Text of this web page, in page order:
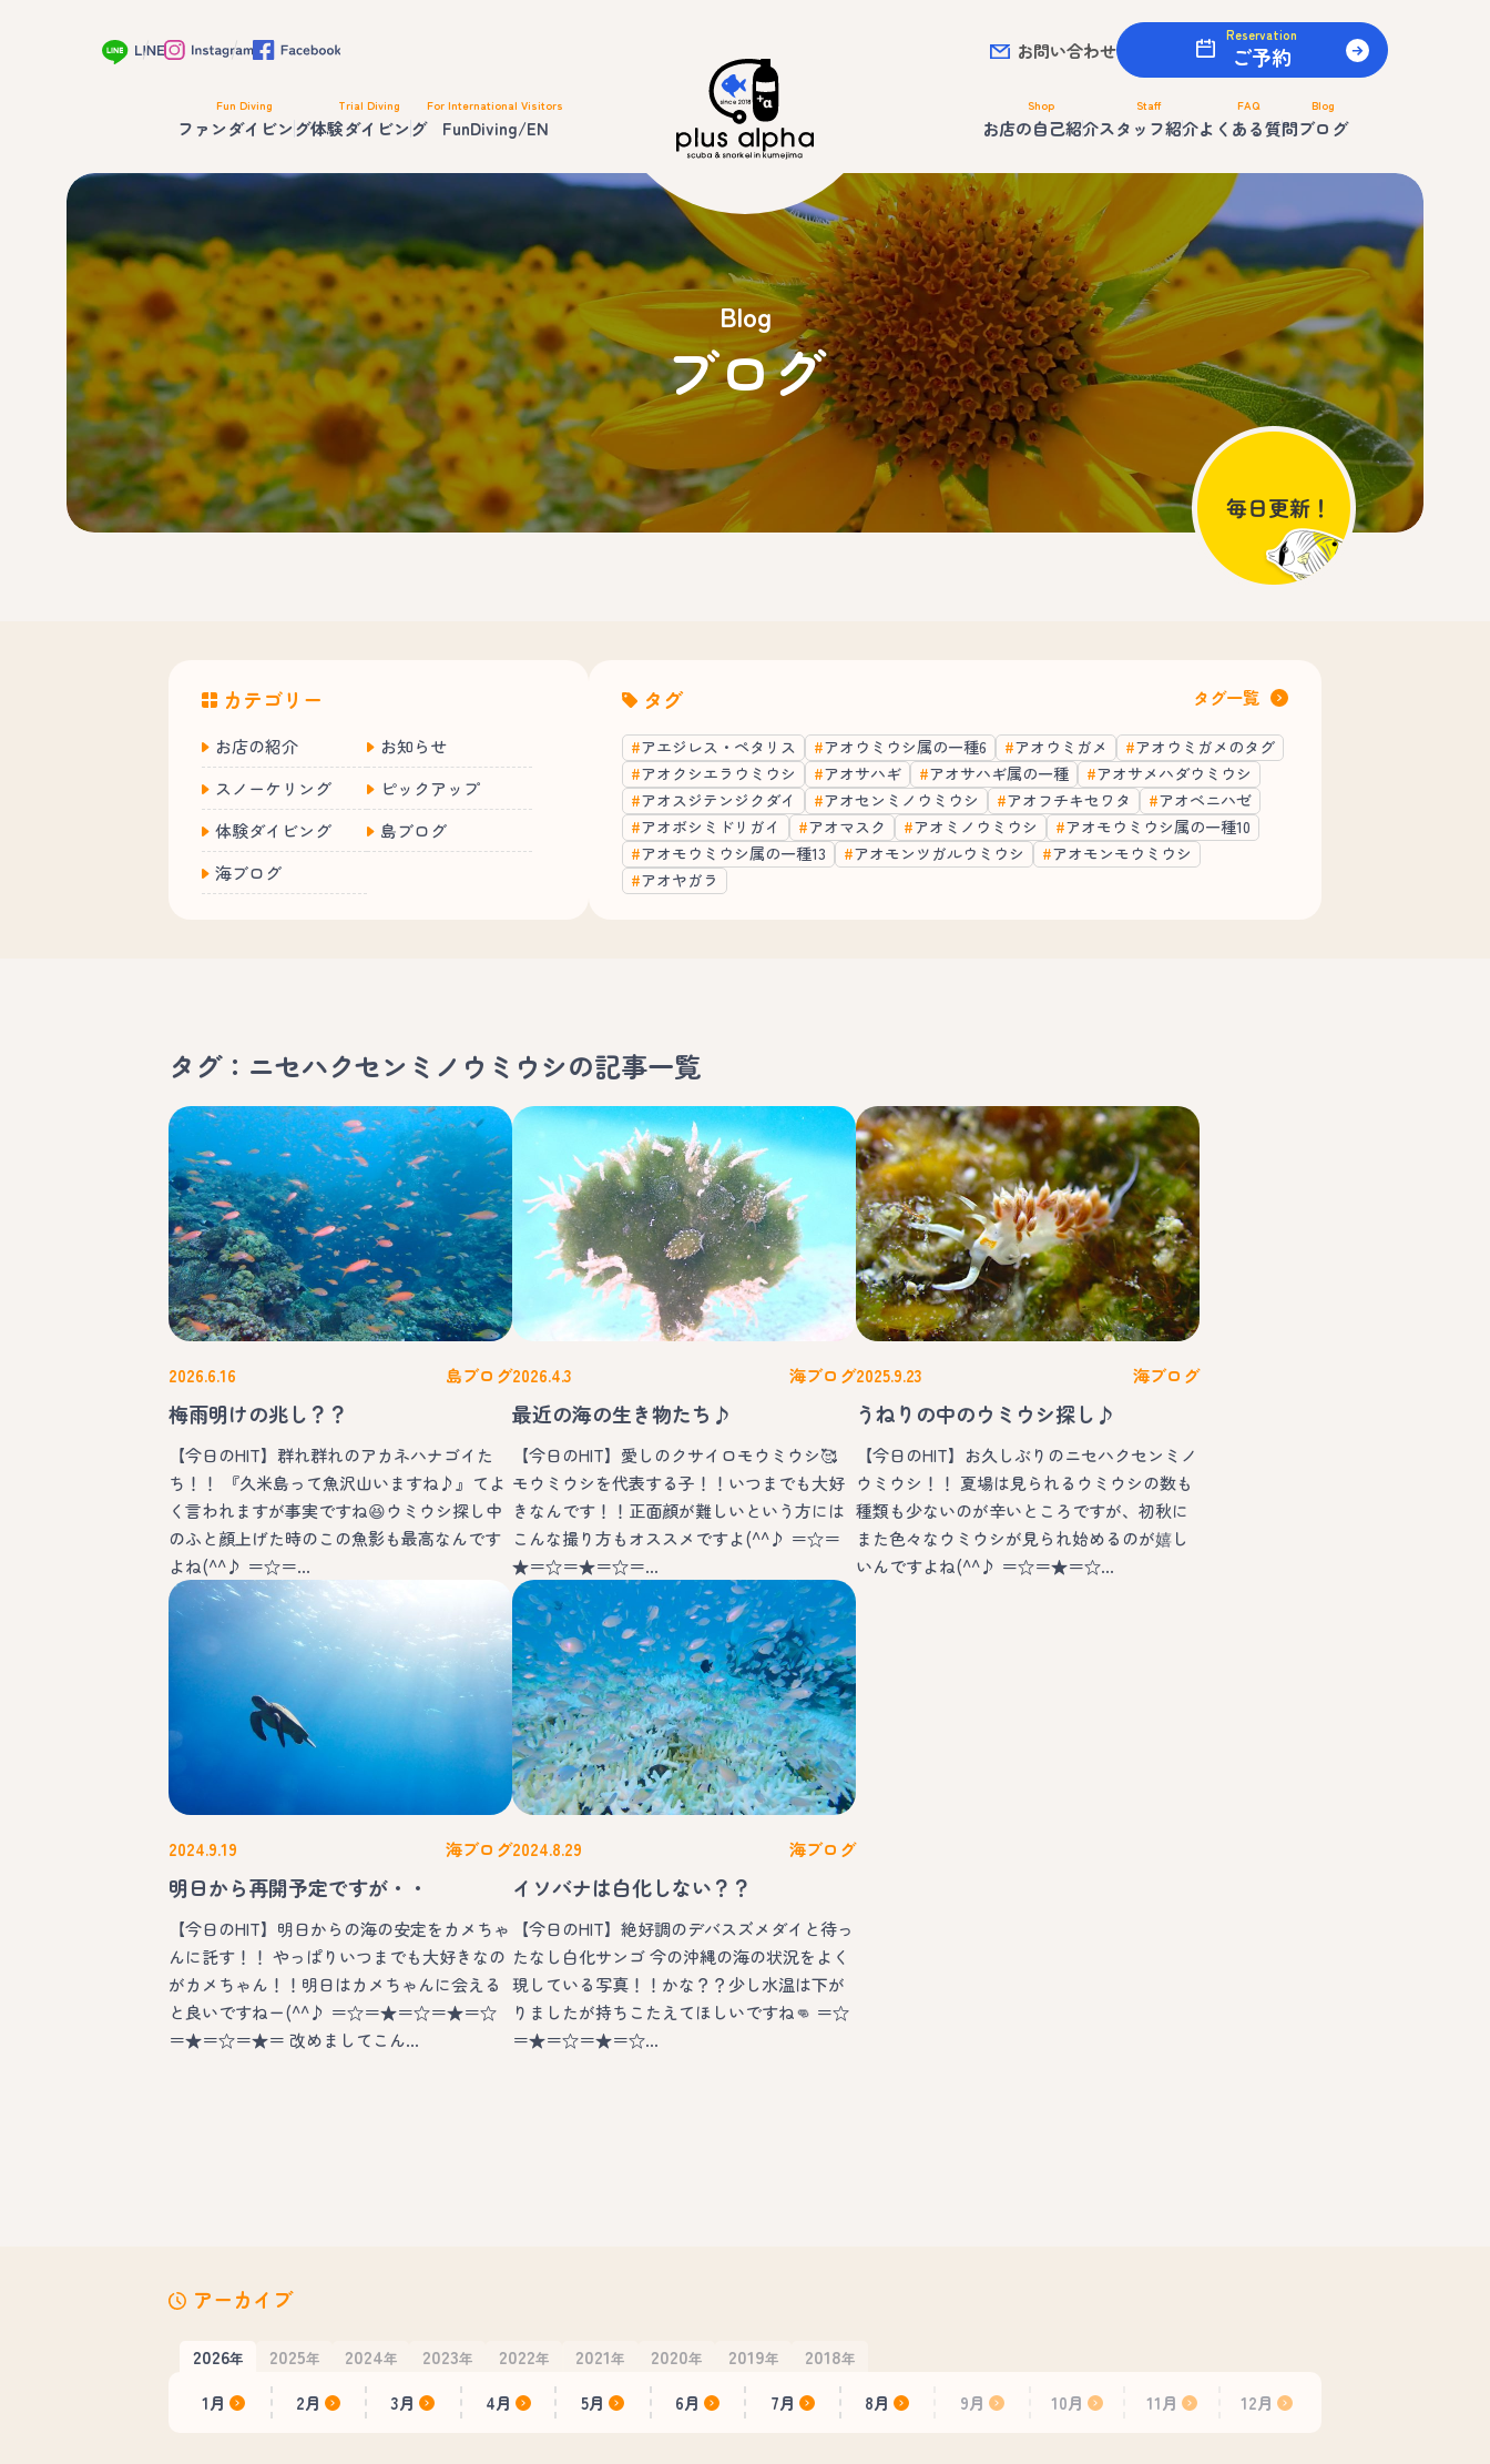
お問い合わせ
Reservation
ご予約
Fun Diving
ファンダイビング
Trial Diving
体験ダイビング
For International Visitors
FunDiving/EN
Shop
お店の自己紹介
Staff
スタッフ紹介
FAQ
よくある質問
Blog
ブログ
Blog
ブログ
カテゴリー
お店の紹介
お知らせ
スノーケリング
ピックアップ
体験ダイビング
島ブログ
海ブログ
タグ タグ一覧
アエジレス・ペタリス アオウミウシ属の一種6 アオウミガメ
アオウミガメのタグ
アオクシエラウミウシ
アオサハギ アオサハギ属の一種
アオサメハダウミウシ
アオスジテンジクダイ
アオセンミノウミウシ アオフチキセワタ
アオベニハゼ
アオボシミドリガイ
アオマスク アオミノウミウシ
アオモウミウシ属の一種10
アオモウミウシ属の一種13
アオモンツガルウミウシ
アオモンモウミウシ
アオヤガラ
タグ：ニセハクセンミノウミウシの記事一覧
2026.6.16 島ブログ
梅雨明けの兆し？？
【今日のHIT】群れ群れのアカネハナゴイた
ち！！ 『久米島って魚沢山いますね♪』てよ
く言われますが事実ですね😆ウミウシ探し中
のふと顔上げた時のこの魚影も最高なんです
よね(^^♪ ＝☆＝…
2026.4.3 海ブログ
最近の海の生き物たち♪
【今日のHIT】愛しのクサイロモウミウシ🥰
モウミウシを代表する子！！いつまでも大好
きなんです！！正面顔が難しいという方には
こんな撮り方もオススメですよ(^^♪ ＝☆＝
★＝☆＝★＝☆＝…
2025.9.23 海ブログ
うねりの中のウミウシ探し♪
【今日のHIT】お久しぶりのニセハクセンミノ
ウミウシ！！ 夏場は見られるウミウシの数も
種類も少ないのが辛いところですが、初秋に
また色々なウミウシが見られ始めるのが嬉し
いんですよね(^^♪ ＝☆＝★＝☆…
2024.9.19 海ブログ
明日から再開予定ですが・・
【今日のHIT】明日からの海の安定をカメちゃ
んに託す！！ やっぱりいつまでも大好きなの
がカメちゃん！！明日はカメちゃんに会える
と良いですねー(^^♪ ＝☆＝★＝☆＝★＝☆
＝★＝☆＝★＝ 改めましてこん…
2024.8.29 海ブログ
イソバナは白化しない？？
【今日のHIT】絶好調のデバスズメダイと待っ
たなし白化サンゴ 今の沖縄の海の状況をよく
現している写真！！かな？？少し水温は下が
りましたが持ちこたえてほしいですね👊 ＝☆
＝★＝☆＝★＝☆…
アーカイブ
2026年 2025年 2024年 2023年 2022年 2021年 2020年 2019年 2018年
1月 2月 3月 4月 5月 6月 7月 8月 9月 10月 11月 12月